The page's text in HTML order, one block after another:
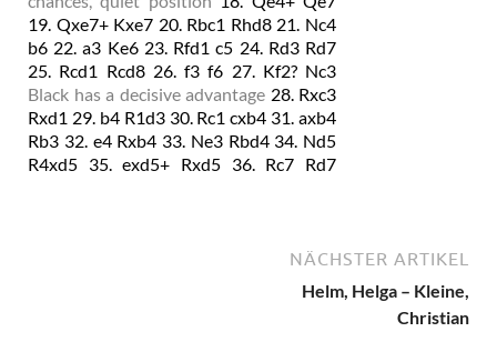
19. Qxe7+ Kxe7 20. Rbc1 Rhd8 21. Nc4
b6 22.a3 Ke6 23. Rfd1 c5 24. Rd3 Rd7
25. Rcd1 Rcd8 26. f3 f6 27. Kf2? Nc3
Black has a decisive advantage 28. Rxc3
Rxd1 29. b4 R1d3 30. Rc1 cxb4 31. axb4
Rb3 32. e4 Rxb4 33. Ne3 Rbd4 34. Nd5
R4xd5 35.exd5+ Rxd5 36. Rc7 Rd7
NÄCHSTER ARTIKEL
Helm, Helga – Kleine,
Christian